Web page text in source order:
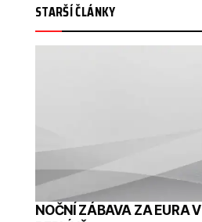
STARŠÍ ČLÁNKY
NOČNÍ ZÁBAVA ZA EURA V